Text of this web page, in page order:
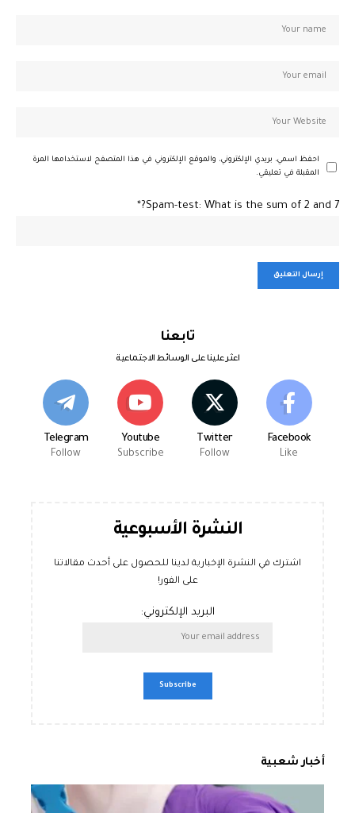
احفظ اسمي، بريدي الإلكتروني، والموقع الإلكتروني في هذا المتصفح لاستخدامها المرة
المقبلة في تعليقي.
Spam-test: What is the sum of 2 and 7?*
تابعنا
اعثر علينا على الوسائط الاجتماعية
Facebook
Like
Twitter
Follow
Youtube
Subscribe
Telegram
Follow
النشرة الأسبوعية
اشترك في النشرة الإخبارية لدينا للحصول على أحدث مقالاتنا
على الفور!
البريد الإلكتروني:
أخبار شعبية